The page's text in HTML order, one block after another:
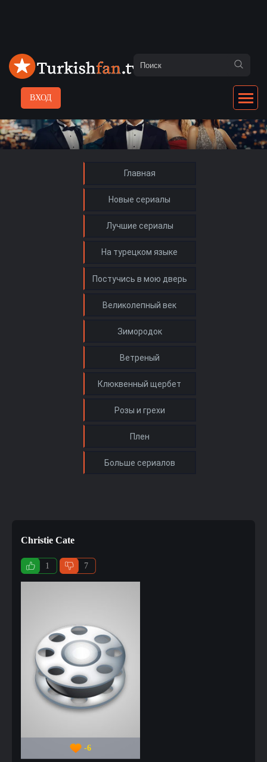
ВХОД
Главная
Новые сериалы
Лучшие сериалы
На турецком языке
Christie Cate
1 7
-6